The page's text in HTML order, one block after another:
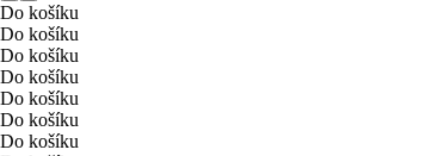
Do košíku
Do košíku
Do košíku
Do košíku
Do košíku
Do košíku
Do košíku